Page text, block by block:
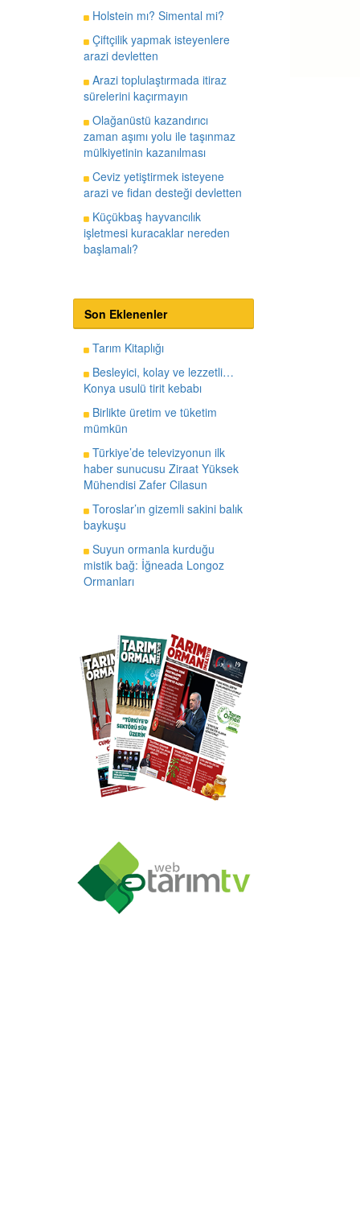
Holstein mı? Simental mi?
Çiftçilik yapmak isteyenlere
arazi devletten
Arazi toplulaştırmada itiraz
sürelerini kaçırmayın
Olağanüstü kazandırıcı
zaman aşımı yolu ile taşınmaz
mülkiyetinin kazanılması
Ceviz yetiştirmek isteyene
arazi ve fidan desteği devletten
Küçükbaş hayvancılık
işletmesi kuracaklar nereden
başlamalı?
Son Eklenenler
Tarım Kitaplığı
Besleyici, kolay ve lezzetli…
Konya usulü tirit kebabı
Birlikte üretim ve tüketim
mümkün
Türkiye’de televizyonun ilk
haber sunucusu Ziraat Yüksek
Mühendisi Zafer Cilasun
Toroslar’ın gizemli sakini balık
baykuşu
Suyun ormanla kurduğu
mistik bağ: İğneada Longoz
Ormanları